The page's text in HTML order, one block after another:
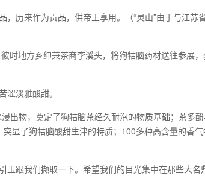
历来作为贡品，供帝王享用。（“灵山”由于与江苏
地方乡绅兼茶商李溪头，将狗牯脑药材送往参展，
淡雅酸甜。
出物，奠定了狗牯脑茶经久耐泡的物质基础；茶多
显了狗牯脑酸甜生津的特质；100多种高含量的香
跟我们撷取一下。希望我们的目光集中在那些大名